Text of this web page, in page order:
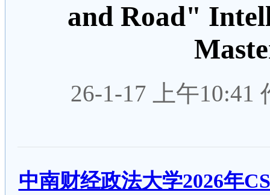
and Road"
26-1-17 上午10:41
中南财经政法大学2026年